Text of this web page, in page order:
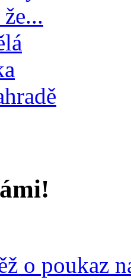
o poukaz